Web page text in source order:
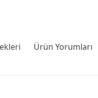
Ürün Yorumları